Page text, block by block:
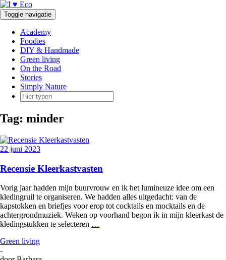
Doorgaan
naar
inhoud
Toggle navigatie
Academy
Foodies
DIY & Handmade
Green living
On the Road
Stories
Simply Nature
Tag: minder
22 juni 2023
Recensie Kleerkastvasten
Vorig jaar hadden mijn buurvrouw en ik het lumineuze idee om een
kledingruil te organiseren. We hadden alles uitgedacht: van de
kapstokken en briefjes voor erop tot cocktails en mocktails en de
achtergrondmuziek. Weken op voorhand begon ik in mijn kleerkast de
kledingstukken te selecteren …
Green living
-